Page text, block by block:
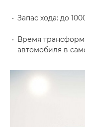
Запас хода: до
Время
автомобиля в